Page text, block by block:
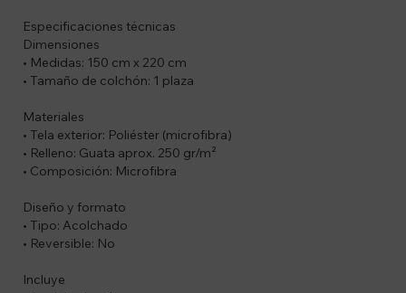
Especificaciones técnicas
Dimensiones
• Medidas: 150 cm x 220 cm
• Tamaño de colchón: 1 plaza
Materiales
• Tela exterior: Poliéster (microfibra)
• Relleno: Guata aprox. 250 gr/m²
• Composición: Microfibra
Diseño y formato
• Tipo: Acolchado
• Reversible: No
Incluye